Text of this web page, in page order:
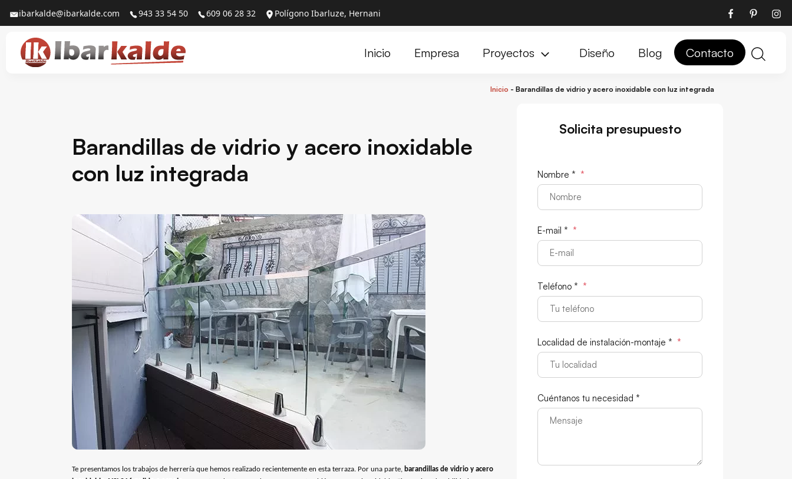
ibarkalde@ibarkalde.com 943 33 54 50 609 06 28 32 Polígono Ibarluze, Hernani
Inicio Empresa Proyectos Diseño Blog Contacto
Inicio - Barandillas de vidrio y acero inoxidable con luz integrada
Barandillas de vidrio y acero inoxidable
con luz integrada
Te presentamos los trabajos de herrería que hemos realizado recientemente en esta terraza. Por una parte, barandillas de vidrio y acero
Solicita presupuesto
Nombre * *
E-mail * *
Teléfono * *
Localidad de instalación-montaje * *
Cuéntanos tu necesidad *